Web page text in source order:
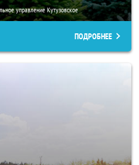
управление Кутузовское
ПОДРОБНЕЕ